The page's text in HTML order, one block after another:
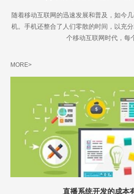
随着移动互联网的迅速发展和普及，如今
机。手机还整合了人们零散的时间，以充
个移动互联网时代，每
MORE>
直播系统开发的成本